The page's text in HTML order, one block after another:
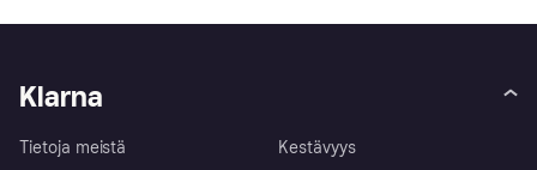
Klarna
Tietoja meistä
Kestävyys